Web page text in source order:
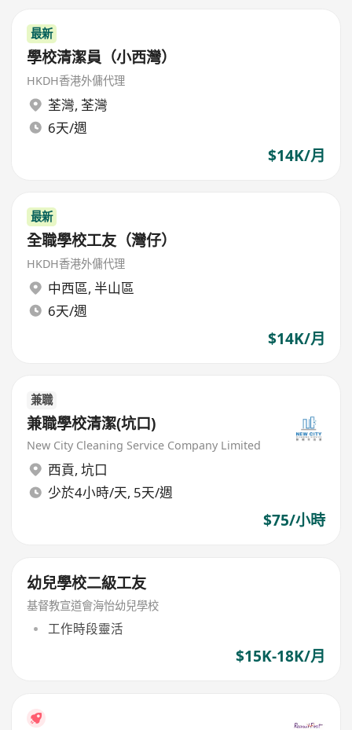
最新
學校清潔員（小西灣）
HKDH香港外傭代理
荃灣, 荃灣
6天/週
$14K/月
最新
全職學校工友（灣仔）
HKDH香港外傭代理
中西區, 半山區
6天/週
$14K/月
兼職
兼職學校清潔(坑口)
New City Cleaning Service Company Limited
西貢, 坑口
少於4小時/天, 5天/週
$75/小時
幼兒學校二級工友
基督教宣道會海怡幼兒學校
工作時段靈活
$15K-18K/月